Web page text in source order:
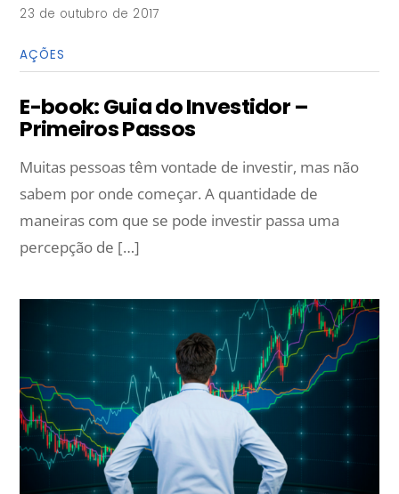
23 de outubro de 2017
AÇÕES
E-book: Guia do Investidor –
Primeiros Passos
Muitas pessoas têm vontade de investir, mas não
sabem por onde começar. A quantidade de
maneiras com que se pode investir passa uma
percepção de […]